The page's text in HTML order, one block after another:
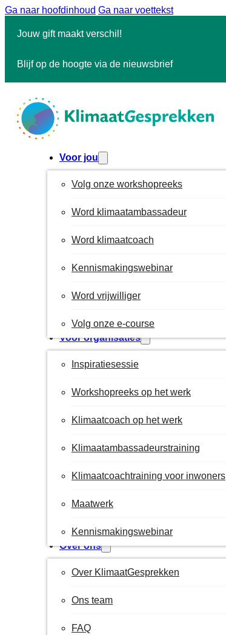
Ga naar hoofdinhoud Ga naar voettekst
Jouw gift maakt verschil!
Blijf op de hoogte via de nieuwsbrief
Voor jou
Volg onze workshopreeks
Word klimaatambassadeur
Word klimaatcoach
Kennismakingswebinar
Word vrijwilliger
Volg onze e-course
Voor organisaties
Inspiratiesessie
Workshopreeks op het werk
Klimaatcoach op het werk
Klimaatambassadeurstraining
Klimaatcoachtraining voor inwoners
Maatwerk
Kennismakingswebinar
Over ons
Over KlimaatGesprekken
Ons team
FAQ